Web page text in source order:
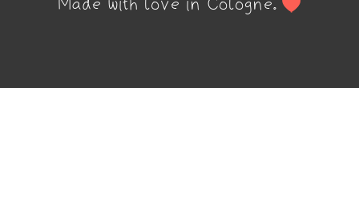
Made with love in Cologne.